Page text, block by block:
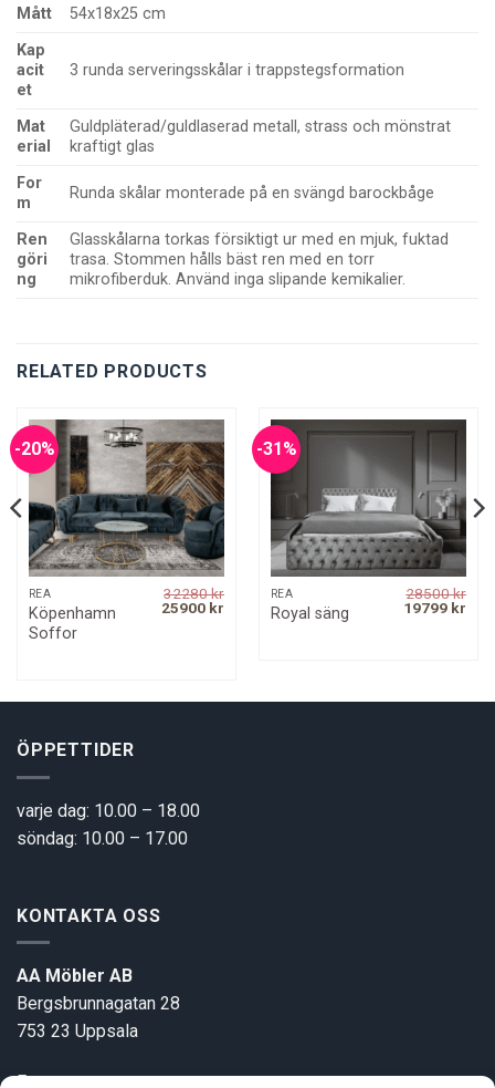
Mått
54x18x25 cm
Kap
acit
et
3 runda serveringsskålar i trappstegsformation
Mat
erial
Guldpläterad/guldlaserad metall, strass och mönstrat
kraftigt glas
For
m
Runda skålar monterade på en svängd barockbåge
Ren
göri
ng
Glasskålarna torkas försiktigt ur med en mjuk, fuktad
trasa. Stommen hålls bäst ren med en torr
mikrofiberduk. Använd inga slipande kemikalier.
RELATED PRODUCTS
-20%
REA
Köpenhamn
Soffor
32280kr
Original
25900 kr Current
-31%
REA
Royal säng
28500kr
Original
19799 kr
ÖPPETTIDER
varje dag: 10.00 – 18.00
söndag: 10.00 – 17.00
KONTAKTA OSS
AA Möbler AB
Bergsbrunnagatan 28
753 23 Uppsala
E-post: